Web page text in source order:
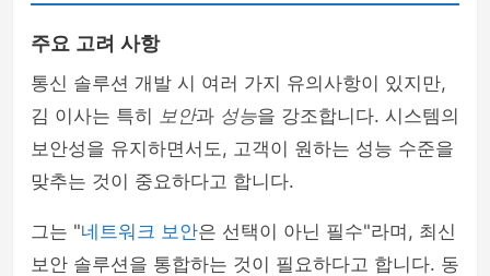
주요 고려 사항
통신 솔루션 개발 시 여러 가지 유의사항이 있지만,
김 이사는 특히 보안과 성능을 강조합니다. 시스템의
보안성을 유지하면서도, 고객이 원하는 성능 수준을
맞추는 것이 중요하다고 합니다.
그는 "네트워크 보안은 선택이 아닌 필수"라며, 최신
보안 솔루션을 통합하는 것이 필요하다고 합니다. 동